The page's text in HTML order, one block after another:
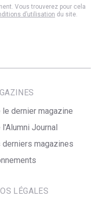
Vous trouverez pour cela
d’utilisation du site.
le dernier magazine
l'Alumni Journal
derniers magazines
LÉGALES